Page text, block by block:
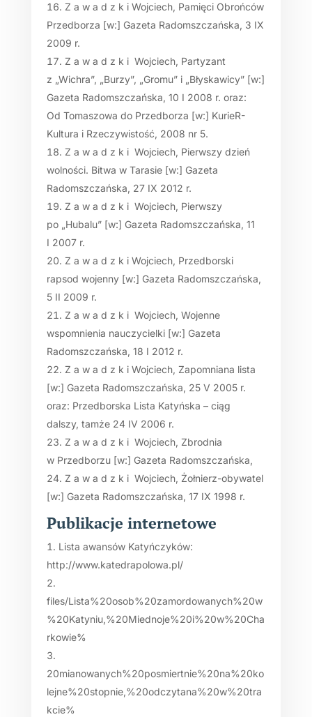
Z a w a d z k i Wojciech, Pamięci Obrońców
Przedborza [w:] Gazeta Radomszczańska, 3 IX
2009 r.
Z a w a d z k i Wojciech, Partyzant
z „Wichra”, „Burzy”, „Gromu” i „Błyskawicy” [w:]
Gazeta Radomszczańska, 10 I 2008 r. oraz:
Od Tomaszowa do Przedborza [w:] KurieR-
Kultura i Rzeczywistość, 2008 nr 5.
Z a w a d z k i Wojciech, Pierwszy dzień
wolności. Bitwa w Tarasie [w:] Gazeta
Radomszczańska, 27 IX 2012 r.
Z a w a d z k i Wojciech, Pierwszy
po „Hubalu” [w:] Gazeta Radomszczańska, 11
I 2007 r.
Z a w a d z k i Wojciech, Przedborski
rapsod wojenny [w:] Gazeta Radomszczańska,
5 II 2009 r.
Z a w a d z k i Wojciech, Wojenne
wspomnienia nauczycielki [w:] Gazeta
Radomszczańska, 18 I 2012 r.
Z a w a d z k i Wojciech, Zapomniana lista
[w:] Gazeta Radomszczańska, 25 V 2005 r.
oraz: Przedborska Lista Katyńska – ciąg
dalszy, tamże 24 IV 2006 r.
Z a w a d z k i Wojciech, Zbrodnia
w Przedborzu [w:] Gazeta Radomszczańska,
Z a w a d z k i Wojciech, Żołnierz-obywatel
[w:] Gazeta Radomszczańska, 17 IX 1998 r.
Publikacje internetowe
Lista awansów Katyńczyków:
http://www.katedrapolowa.pl/
files/Lista%20osob%20zamordowanych%20w
%20Katyniu,%20Miednoje%20i%20w%20Cha
rkowie%
20mianowanych%20posmiertnie%20na%20ko
lejne%20stopnie,%20odczytana%20w%20tra
kcie%